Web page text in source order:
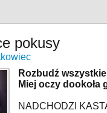
pokusy
Rozbudź
Miej oczy dookoła
NADCHODZI